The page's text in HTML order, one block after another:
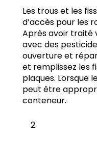
Les trous et les
d’accès pour les
Après avoir traité
avec des
ouverture et
et remplissez les
plaques. Lorsque
peut être
conteneur.